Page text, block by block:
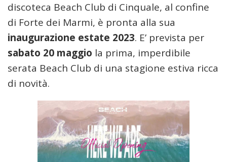
discoteca Beach Club di Cinquale, al confine
di Forte dei Marmi, è pronta alla sua
inaugurazione estate 2023. E’ prevista per
sabato 20 maggio la prima, imperdibile
serata Beach Club di una stagione estiva ricca
di novità.